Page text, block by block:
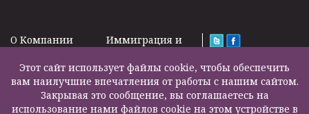
O Kомпании
Подписка на
новости
Задать вопрос
Карта сайта
Иммиграция и
Налоги и пенсии
Бизнес услуги
Недвижимость
Образование
2000 – 2026©
Этот сайт использует файлы cookie, чтобы обеспечить
вам наилучшие впечатления от работы с нашим сайтом.
Закрывая это сообщение, вы соглашаетесь на
использование нами файлов cookie на этом устройстве в